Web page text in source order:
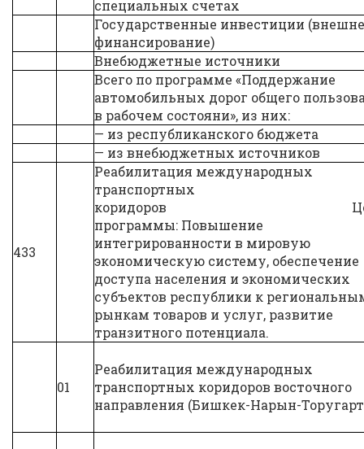
специальных счетах
Государственные инвестиции
финансирование)
Внебюджетные источники
Всего по программе «Поддержание
автомобильных дорог общего
в рабочем состояни», из них:
— из республиканского бюджета
— из внебюджетных источников
433
Реабилитация международных
транспортных
коридоров
программы: Повышение
интегрированности в мировую
экономическую систему, обеспечение
доступа населения и экономических
субъектов республики к
рынкам товаров и услуг, развитие
транзитного потенциала.
01
Реабилитация международных
транспортных коридоров восточного
направления (Бишкек-Нарын-